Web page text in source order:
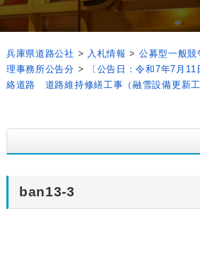
兵庫県道路公社 > 入札情報 > 公募型一般競
理事務所公告分 >
〔公告日：令和7年7月
絡道路 道路維持修繕工事（融雪設備更新工
ban13-3